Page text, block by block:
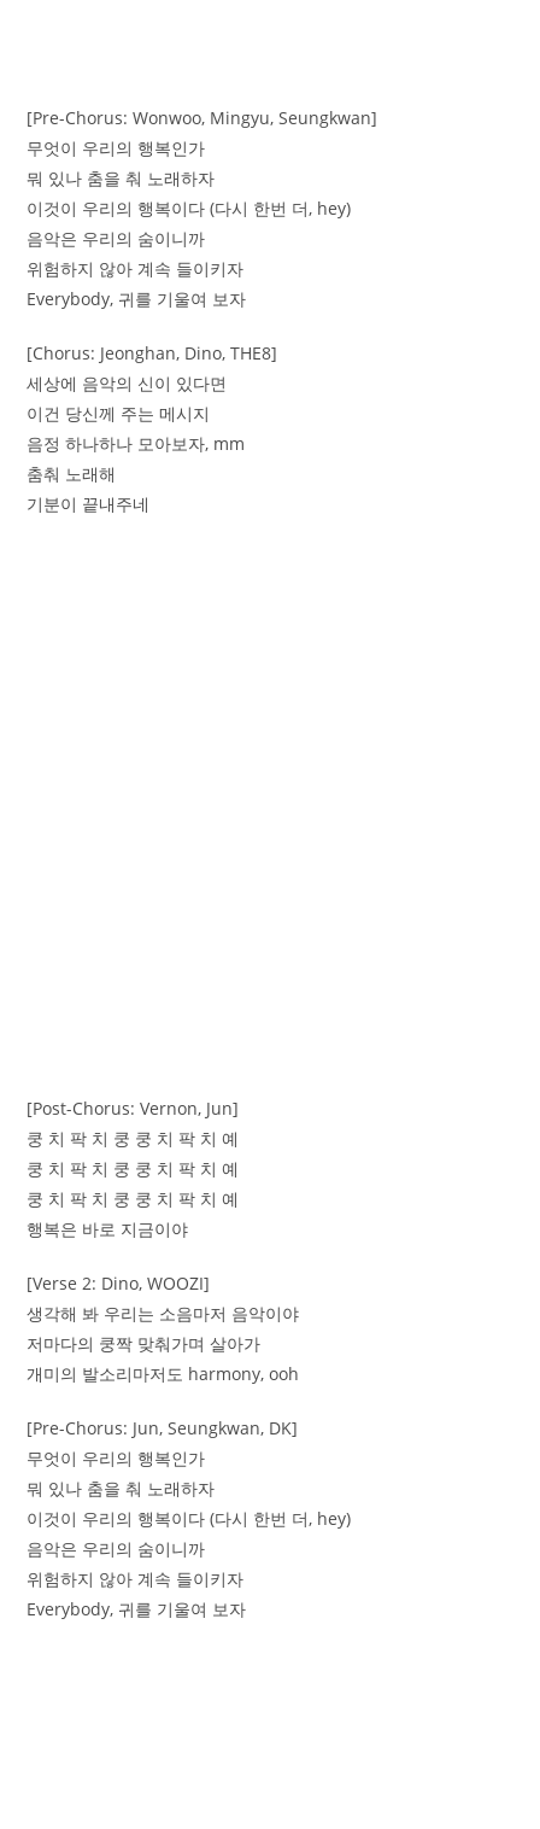
[Pre-Chorus: Wonwoo, Mingyu, Seungkwan]
무엇이 우리의 행복인가
뭐 있나 춤을 춰 노래하자
이것이 우리의 행복이다 (다시 한번 더, hey)
음악은 우리의 숨이니까
위험하지 않아 계속 들이키자
Everybody, 귀를 기울여 보자
[Chorus: Jeonghan, Dino, THE8]
세상에 음악의 신이 있다면
이건 당신께 주는 메시지
음정 하나하나 모아보자, mm
춤춰 노래해
기분이 끝내주네
[Post-Chorus: Vernon, Jun]
쿵 치 팍 치 쿵 쿵 치 팍 치 예
쿵 치 팍 치 쿵 쿵 치 팍 치 예
쿵 치 팍 치 쿵 쿵 치 팍 치 예
행복은 바로 지금이야
[Verse 2: Dino, WOOZI]
생각해 봐 우리는 소음마저 음악이야
저마다의 쿵짝 맞춰가며 살아가
개미의 발소리마저도 harmony, ooh
[Pre-Chorus: Jun, Seungkwan, DK]
무엇이 우리의 행복인가
뭐 있나 춤을 춰 노래하자
이것이 우리의 행복이다 (다시 한번 더, hey)
음악은 우리의 숨이니까
위험하지 않아 계속 들이키자
Everybody, 귀를 기울여 보자